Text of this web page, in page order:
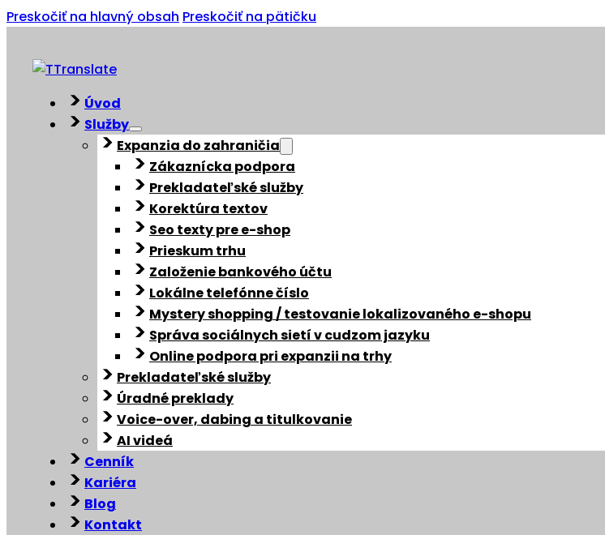
Preskočiť na hlavný obsah Preskočiť na pätičku
Úvod
Služby
Expanzia do zahraničia
Zákaznícka podpora
Prekladateľské služby
Korektúra textov
Seo texty pre e-shop
Prieskum trhu
Založenie bankového účtu
Lokálne telefónne číslo
Mystery shopping / testovanie lokalizovaného e-shopu
Správa sociálnych sietí v cudzom jazyku
Online podpora pri expanzii na trhy
Prekladateľské služby
Úradné preklady
Voice-over, dabing a titulkovanie
AI videá
Cenník
Kariéra
Blog
Kontakt